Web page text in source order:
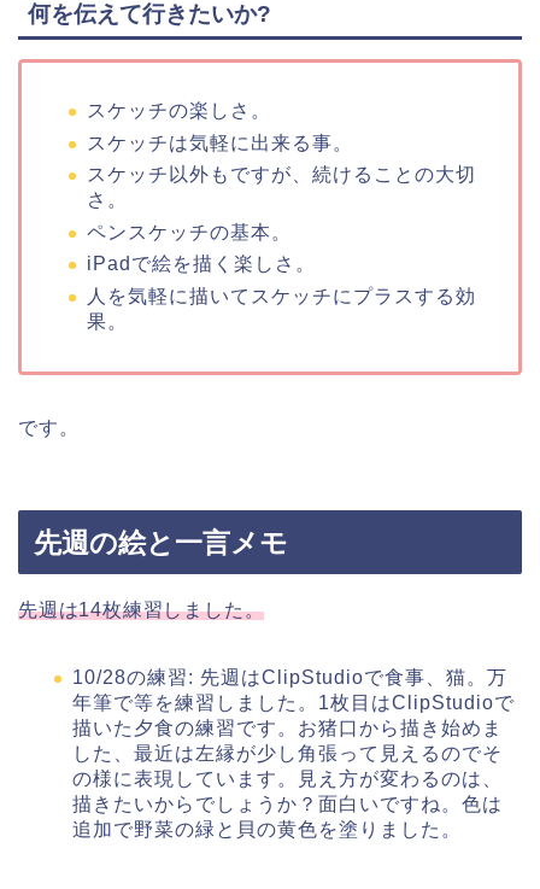
何を伝えて行きたいか?
スケッチの楽しさ。
スケッチは気軽に出来る事。
スケッチ以外もですが、続けることの大切
さ。
ペンスケッチの基本。
iPadで絵を描く楽しさ。
人を気軽に描いてスケッチにプラスする効
果。
です。
先週の絵と一言メモ
先週は14枚練習しました。
10/28の練習: 先週はClipStudioで食事、猫。万
年筆で等を練習しました。1枚目はClipStudioで
描いた夕食の練習です。お猪口から描き始めま
した、最近は左縁が少し角張って見えるのでそ
の様に表現しています。見え方が変わるのは、
描きたいからでしょうか？面白いですね。色は
追加で野菜の緑と貝の黄色を塗りました。